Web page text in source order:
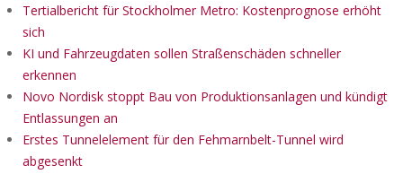
Tertialbericht für Stockholmer Metro: Kostenprognose erhöht
sich
KI und Fahrzeugdaten sollen Straßenschäden schneller
erkennen
Novo Nordisk stoppt Bau von Produktionsanlagen und kündigt
Entlassungen an
Erstes Tunnelelement für den Fehmarnbelt-Tunnel wird
abgesenkt